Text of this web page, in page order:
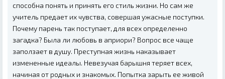
способна понять и принять его стиль жизни. Но сам же
учитель предает их чувства, совершая ужасные поступки.
Почему парень так поступает, для всех определенно
загадка? Была ли любовь в априори? Вопрос все чаще
заползает в душу. Преступная жизнь наказывает
измененные идеалы. Невезучая барышня теряет всех,
начиная от родных и знакомых. Попытка зарыть ее живой